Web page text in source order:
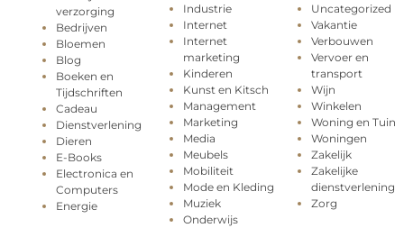
verzorging
Bedrijven
Bloemen
Blog
Boeken en
Tijdschriften
Cadeau
Dienstverlening
Dieren
E-Books
Electronica en
Computers
Energie
Industrie
Internet
Internet
marketing
Kinderen
Kunst en Kitsch
Management
Marketing
Media
Meubels
Mobiliteit
Mode en Kleding
Muziek
Onderwijs
Uncategorized
Vakantie
Verbouwen
Vervoer en
transport
Wijn
Winkelen
Woning en Tuin
Woningen
Zakelijk
Zakelijke
dienstverlening
Zorg